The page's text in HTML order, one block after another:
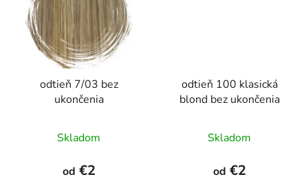
odtieň 7/03 bez
ukončenia
Skladom
od €2
odtieň 100 klasická
blond bez ukončenia
Skladom
od €2